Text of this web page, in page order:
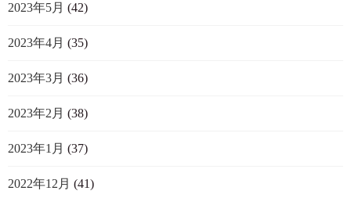
2023年5月 (42)
2023年4月 (35)
2023年3月 (36)
2023年2月 (38)
2023年1月 (37)
2022年12月 (41)